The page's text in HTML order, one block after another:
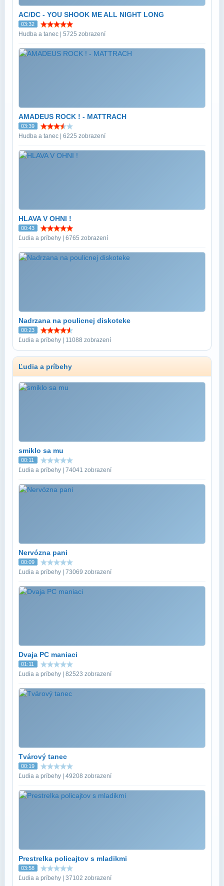
AC/DC - YOU SHOOK ME ALL NIGHT LONG
03:32
Hudba a tanec | 5725 zobrazení
AMADEUS ROCK ! - MATTRACH
03:39
Hudba a tanec | 6225 zobrazení
HLAVA V OHNI !
00:43
Ľudia a príbehy | 6765 zobrazení
Nadrzana na poulicnej diskoteke
00:23
Ľudia a príbehy | 11088 zobrazení
Ľudia a príbehy
smiklo sa mu
00:11
Ľudia a príbehy | 74041 zobrazení
Nervózna pani
00:09
Ľudia a príbehy | 73069 zobrazení
Dvaja PC maniaci
01:11
Ľudia a príbehy | 82523 zobrazení
Tvárový tanec
00:19
Ľudia a príbehy | 49208 zobrazení
Prestrelka policajtov s mladikmi
03:58
Ľudia a príbehy | 37102 zobrazení